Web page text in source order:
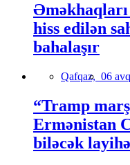
hiss edilən
bahalaşır
Qafqaz, 06
“Tramp
Ermənistan
biləcək